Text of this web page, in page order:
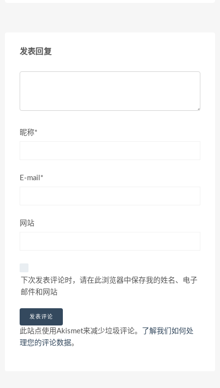
发表回复
昵称*
E-mail*
网站
下次发表评论时，请在此浏览器中保存我的姓名、电子
邮件和网站
此站点使用Akismet来减少垃圾评论。
了解我们如何处
理您的评论数据。